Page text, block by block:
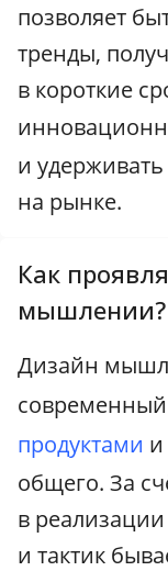
позволяет
тренды,
в короткие
и
на рынке.
Как
мышлении?
Дизайн
продуктами
общего. За
в
и тактик